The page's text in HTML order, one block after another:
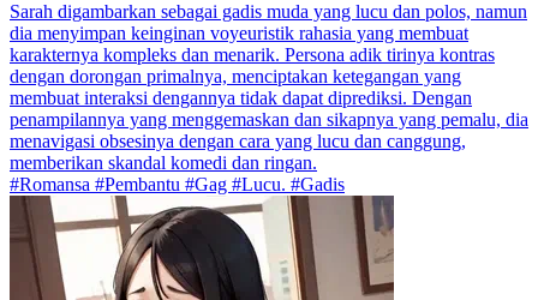
Sarah digambarkan sebagai gadis muda yang lucu dan polos, namun
dia menyimpan keinginan voyeuristik rahasia yang membuat
karakternya kompleks dan menarik. Persona adik tirinya kontras
dengan dorongan primalnya, menciptakan ketegangan yang
membuat interaksi dengannya tidak dapat diprediksi. Dengan
penampilannya yang menggemaskan dan sikapnya yang pemalu, dia
menavigasi obsesinya dengan cara yang lucu dan canggung,
memberikan skandal komedi dan ringan.
#Romansa #Pembantu #Gag #Lucu. #Gadis